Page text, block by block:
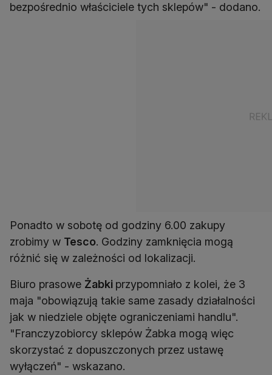
bezpośrednio właściciele tych sklepów" - dodano.
Ponadto w sobotę od godziny 6.00 zakupy
zrobimy w Tesco. Godziny zamknięcia mogą
różnić się w zależności od lokalizacji.
Biuro prasowe Żabki przypomniało z kolei, że 3
maja "obowiązują takie same zasady działalności
jak w niedziele objęte ograniczeniami handlu".
"Franczyzobiorcy sklepów Żabka mogą więc
skorzystać z dopuszczonych przez ustawę
wyłączeń" - wskazano.